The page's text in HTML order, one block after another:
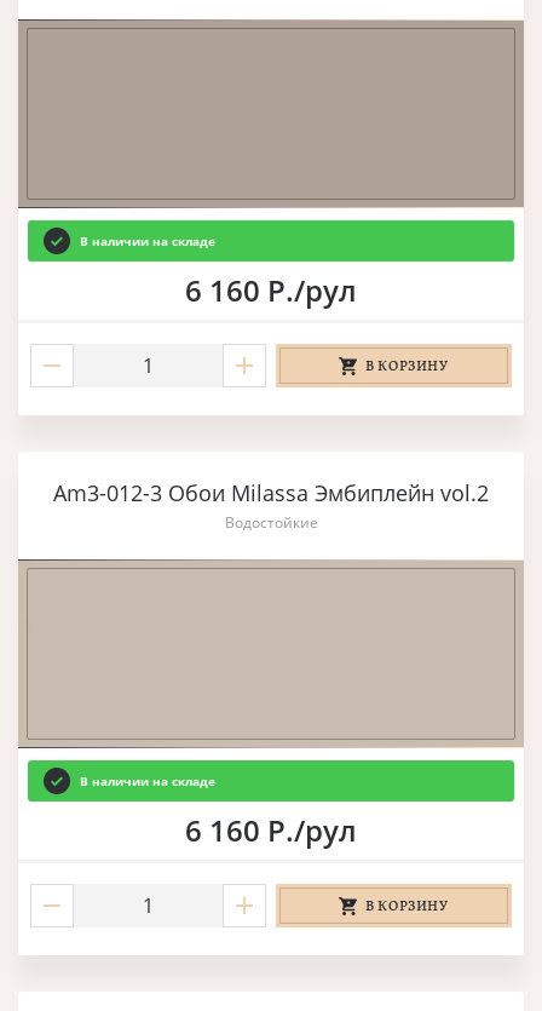
В наличии на складе
6 160 Р./рул
В КОРЗИНУ
Am3-012-3 Обои Milassa Эмбиплейн vol.2
Водостойкие
В наличии на складе
6 160 Р./рул
В КОРЗИНУ